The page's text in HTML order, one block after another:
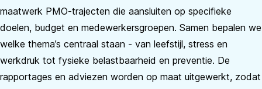
maatwerk PMO-trajecten die aansluiten op specifieke
doelen, budget en medewerkersgroepen. Samen bepalen we
welke thema’s centraal staan - van leefstijl, stress en
werkdruk tot fysieke belastbaarheid en preventie. De
rapportages en adviezen worden op maat uitgewerkt, zodat